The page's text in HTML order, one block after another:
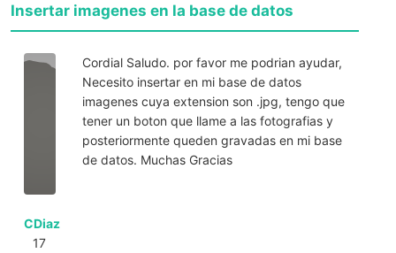
Insertar imagenes en la base de datos
CDiaz
17
Cordial Saludo. por favor me podrian ayudar,
Necesito insertar en mi base de datos
imagenes cuya extension son .jpg, tengo que
tener un boton que llame a las fotografias y
posteriormente queden gravadas en mi base
de datos. Muchas Gracias